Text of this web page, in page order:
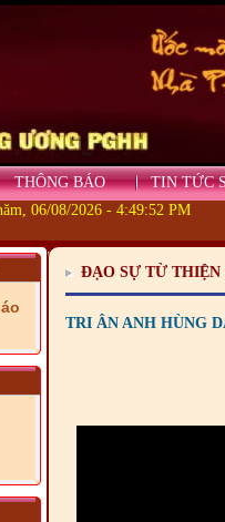
THÔNG BÁO TIN TỨC
06/08/2026 - 4:49:52 PM
ĐẠO SỰ TỪ
TRI ÂN ANH HÙNG